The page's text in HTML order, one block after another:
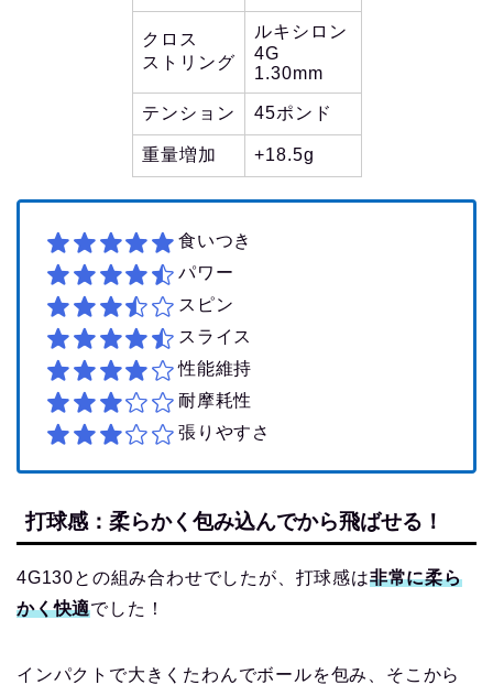
クロス
ストリング
ルキシロン
4G
1.30mm
テンション 45ポンド
重量増加 +18.5g
食いつき
パワー
スピン
スライス
性能維持
耐摩耗性
張りやすさ
打球感：柔らかく包み込んでから飛ばせる！
4G130との組み合わせでしたが、打球感は非常に柔ら
かく快適でした！
インパクトで大きくたわんでボールを包み、そこから